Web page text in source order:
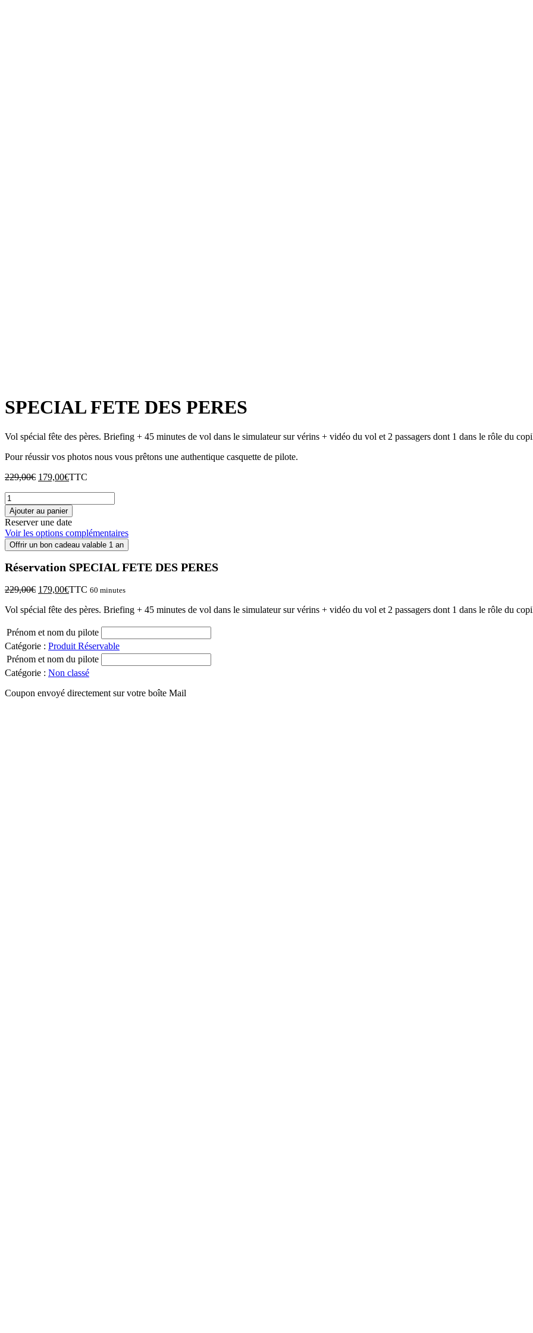
SPECIAL FETE DES PERES
Vol spécial fête des pères. Briefing + 45 minutes de vol dans le simulateur sur vérins + vidéo du vol et 2 passagers dont 1 dans le rôle du
Pour réussir vos photos nous vous prêtons une authentique casquette de pilote.
229,00€ Le
était :
229,00€.
179,00€Le
est :
179,00€.
TTC
quantité
de
SPECIAL
FETE
DES
PERES
Ajouter au panier
Reserver une date
Voir les options complémentaires
Offrir un bon cadeau valable 1 an
Réservation SPECIAL FETE DES PERES
229,00€ Le
initial
229,00€.
179,00€Le
actuel
179,00€.
TTC 60 minutes
Vol spécial fête des pères. Briefing + 45 minutes de vol dans le simulateur sur vérins + vidéo du vol et 2 passagers dont 1 dans le rôle du
Prénom et nom du pilote
Catégorie : Produit Réservable
Prénom et nom du pilote
Catégorie : Non classé
Coupon envoyé directement sur votre boîte Mail